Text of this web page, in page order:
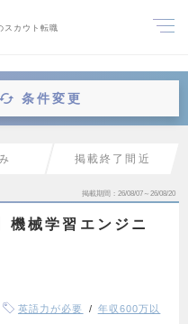
スカウト転職
条件変更
掲載終了間近
掲載期間 26/08/07～26/08/20
機械学習エンジニ
英語力が必要
年収600万以